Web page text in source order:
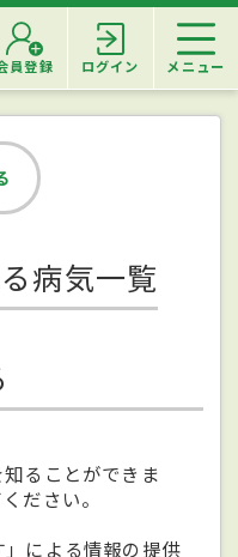
員登録 ログイン メニュー
病気一覧
ることができま
ださい。
による情報の提供